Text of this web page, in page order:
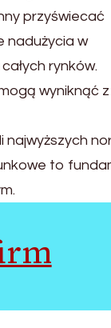
przyświecać
nadużycia w
rynków.
wyniknąć z
to